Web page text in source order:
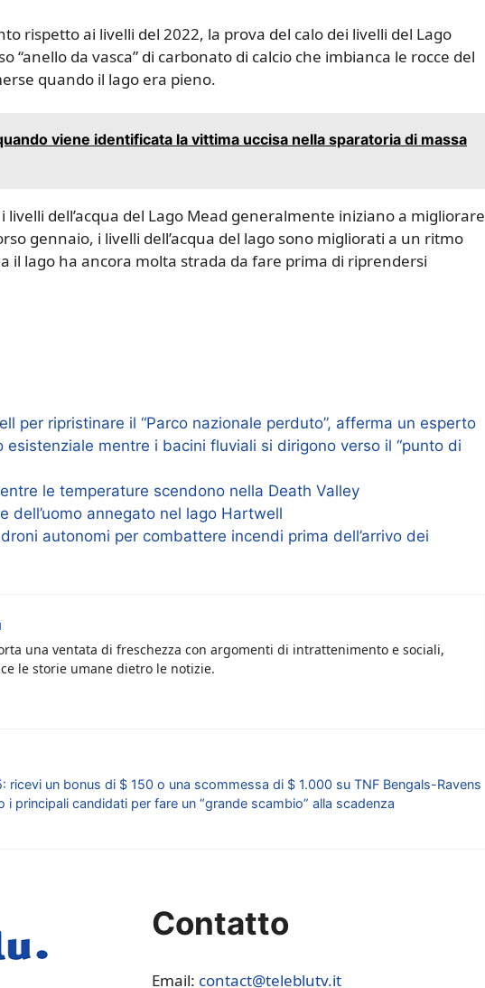
rispetto ai livelli del 2022, la prova del calo dei livelli del Lago
“anello da vasca” di carbonato di calcio che imbianca le rocce del
quando il lago era pieno.
viene identificata la vittima uccisa nella sparatoria di massa
livelli dell’acqua del Lago Mead generalmente iniziano a migliorare
gennaio, i livelli dell’acqua del lago sono migliorati a un ritmo
il lago ha ancora molta strada da fare prima di riprendersi
per ripristinare il “Parco nazionale perduto”, afferma un esperto
esistenziale mentre i bacini fluviali si dirigono verso il “punto di
le temperature scendono nella Death Valley
dell’uomo annegato nel lago Hartwell
autonomi per combattere incendi prima dell’arrivo dei
una ventata di freschezza con argomenti di intrattenimento e sociali,
le storie umane dietro le notizie.
ricevi un bonus di $ 150 o una scommessa di $ 1.000 su TNF Bengals-Ravens
i principali candidati per fare un “grande scambio” alla scadenza
Contatto
Email: contact@teleblutv.it